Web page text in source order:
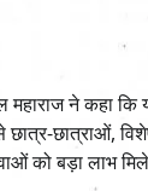
महाराज ने कहा
छात्र-छात्राओं,
को बड़ा लाभ